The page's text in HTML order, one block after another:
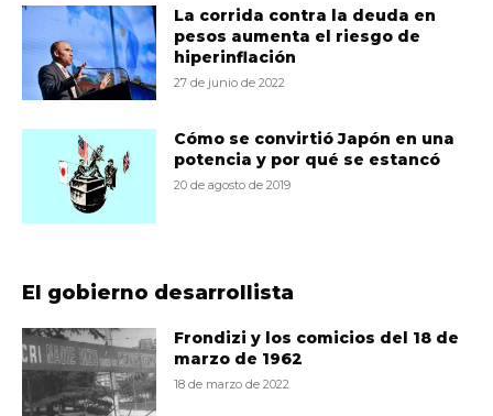
La corrida contra la deuda en
pesos aumenta el riesgo de
hiperinflación
27 de junio de 2022
Cómo se convirtió Japón en una
potencia y por qué se estancó
20 de agosto de 2019
El gobierno desarrollista
Frondizi y los comicios del 18 de
marzo de 1962
18 de marzo de 2022